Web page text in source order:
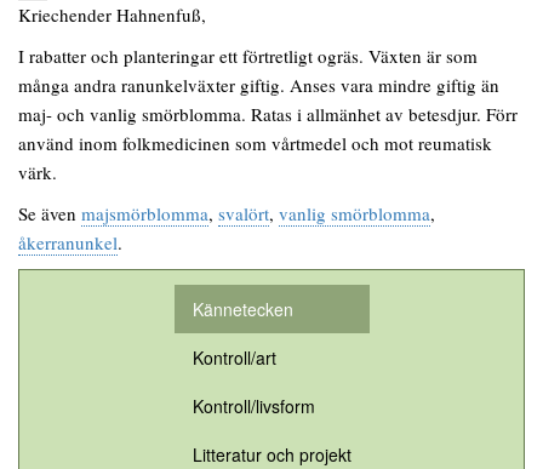
Kriechender Hahnenfuß,
I rabatter och planteringar ett förtretligt ogräs. Växten är som
många andra ranunkelväxter giftig. Anses vara mindre giftig än
maj- och vanlig smörblomma. Ratas i allmänhet av betesdjur. Förr
använd inom folkmedicinen som vårtmedel och mot reumatisk
värk.
Se även majsmörblomma, svalört, vanlig smörblomma,
åkerranunkel.
Kännetecken
Kontroll/art
Kontroll/livsform
Litteratur och projekt